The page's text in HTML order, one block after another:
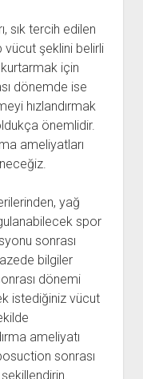
sık tercih edilen
şeklini belirli
için
dönemde ise
hızlandırmak
önemlidir.
ameliyatları
yağ
spor
sonrası
bilgiler
dönemi
istediğiniz vücut
ameliyatı
sonrası